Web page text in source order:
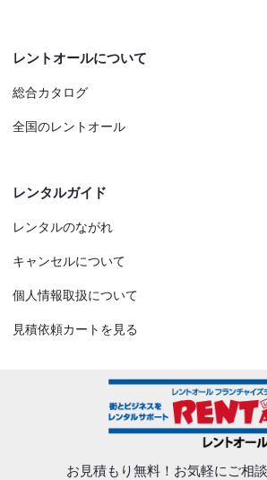
レントオールについて
総合カタログ
全国のレントオール
レンタルガイド
レンタルのながれ
キャンセルについて
個人情報取扱について
見積依頼カートを見る
お見積もり無料！ お気軽にご相